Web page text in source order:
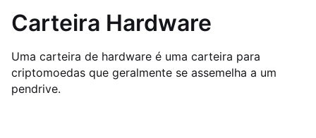
Carteira Hardware
Uma carteira de hardware é uma carteira para
criptomoedas que geralmente se assemelha a um
pendrive.